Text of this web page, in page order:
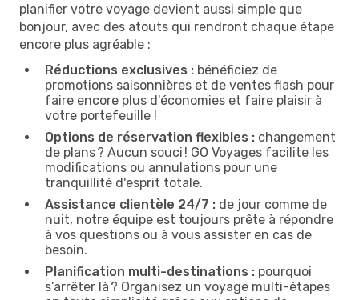
planifier votre voyage devient aussi simple que
bonjour, avec des atouts qui rendront chaque étape
encore plus agréable :
Réductions exclusives : bénéficiez de
promotions saisonnières et de ventes flash pour
faire encore plus d'économies et faire plaisir à
votre portefeuille !
Options de réservation flexibles : changement
de plans ? Aucun souci ! GO Voyages facilite les
modifications ou annulations pour une
tranquillité d'esprit totale.
Assistance clientèle 24/7 : de jour comme de
nuit, notre équipe est toujours prête à répondre
à vos questions ou à vous assister en cas de
besoin.
Planification multi-destinations : pourquoi
s’arrêter là ? Organisez un voyage multi-étapes